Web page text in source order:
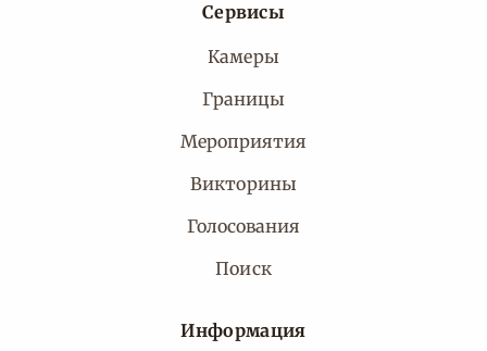
Сервисы
Камеры
Границы
Мероприятия
Викторины
Голосования
Поиск
Информация